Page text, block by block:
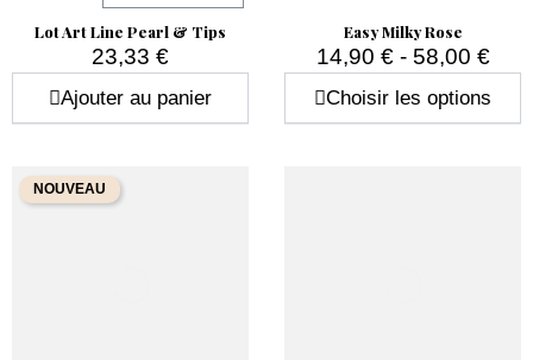
Lot Art Line Pearl & Tips
23,33 €
Ajouter au panier
Easy Milky Rose
14,90 € - 58,00 €
Choisir les options
NOUVEAU